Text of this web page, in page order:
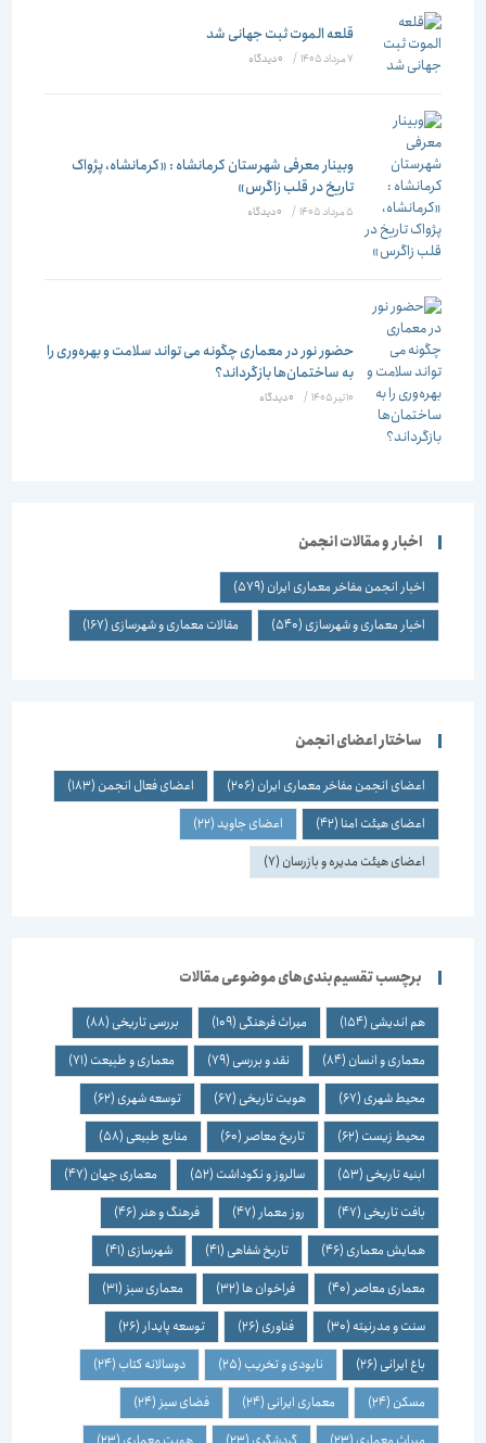
قلعه الموت ثبت جهانی شد
/ ۰ دیدگاه
وبینار معرفی شهرستان کرمانشاه : «کرمانشاه، پژواک
تاریخ در قلب زاگرس»
/ ۰ دیدگاه
حضور نور در معماری چگونه می تواند سلامت و بهره‌وری را
به ساختمان‌ها بازگرداند؟
/ ۰ دیدگاه
اخبار و مقالات انجمن
اخبار انجمن مفاخر معماری ایران(579)
اخبار معماری و شهرسازی(540) مقالات معماری و شهرسازی(167)
ساختار اعضای انجمن
اعضای انجمن مفاخر معماری ایران(206) اعضای فعال انجمن(183)
اعضای هیئت امنا (42) اعضای جاوید(22)
اعضای هیئت مدیره و بازرسان(7)
برچسب تقسیم‌بندی‌های موضوعی مقالات
هم اندیشی(154) میراث فرهنگی(109) بررسی تاریخی(88)
معماری و انسان(84) نقد و بررسی(79) معماری و طبیعت(71)
محیط شهری(67) هویت تاریخی(67) توسعه شهری(62)
محیط زیست(62) تاریخ معاصر(60) منابع طبیعی(58)
ابنیه تاریخی(53) سالروز و نکوداشت(52) معماری جهان(47)
بافت تاریخی(47) روز معمار(47) فرهنگ و هنر(46)
همایش معماری(46) تاریخ شفاهی(41) شهرسازی(41)
معماری معاصر(40) فراخوان ها(32) معماری سبز(31)
سنت و مدرنیته(30) فناوری(26) توسعه پایدار(26)
باغ ایرانی(26) نابودی و تخریب(25) دوسالانه کتاب(24)
مسکن(24) معماری ایرانی(24) فضای سبز(24)